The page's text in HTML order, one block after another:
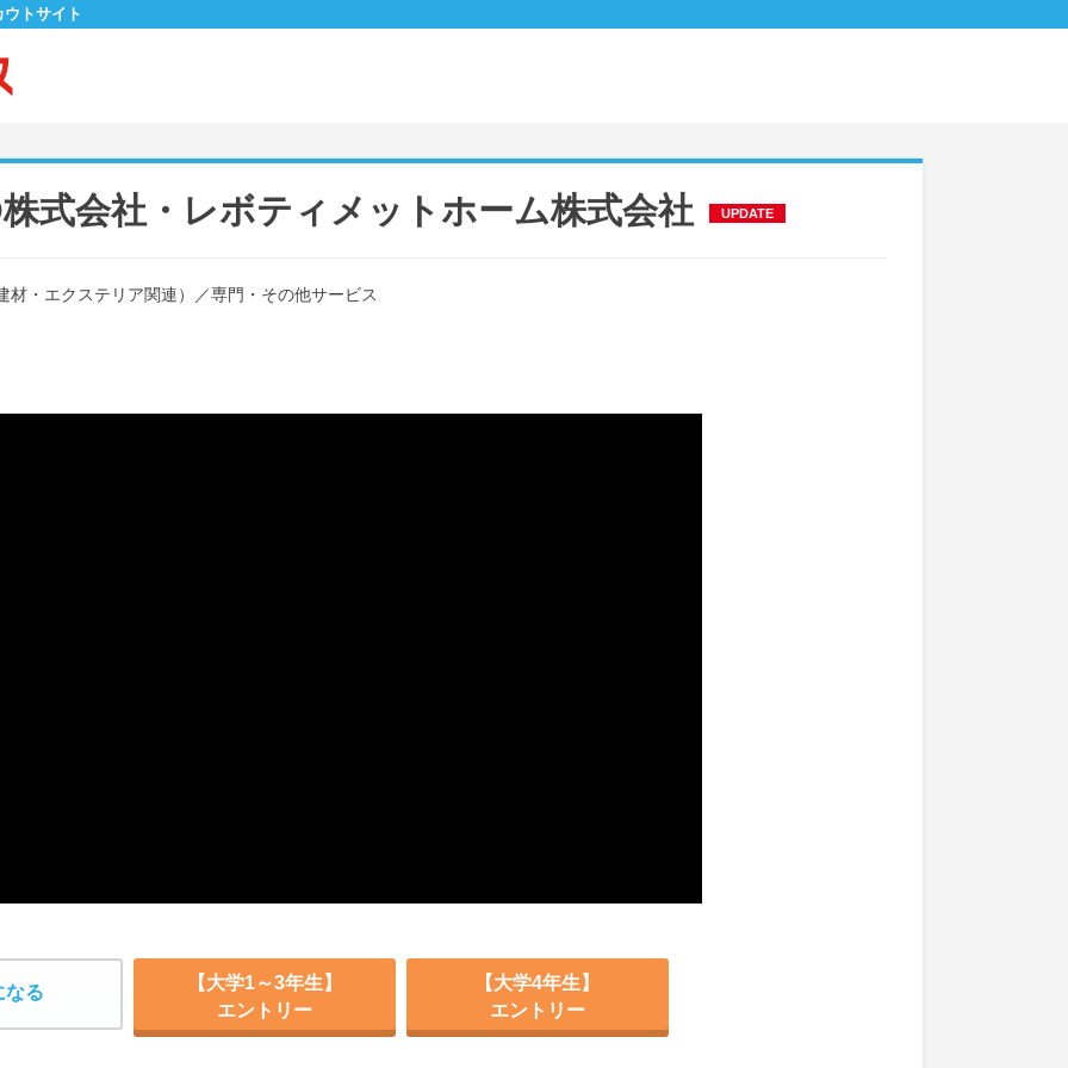
トサイト
式会社・レボティメットホーム株式会社 UPDATE
材・エクステリア関連） ／専門・その他サービス
なる
【大学1～3年生】
エントリー
【大学4年生】
エントリー